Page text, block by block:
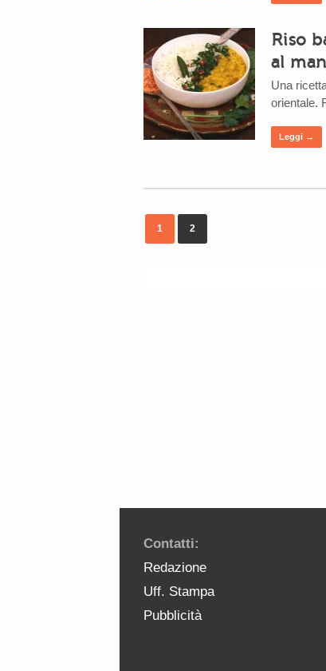
Riso
al
Una
orientale.
Leggi →
1 2
Contatti:
Redazione
Uff. Stampa
Pubblicità